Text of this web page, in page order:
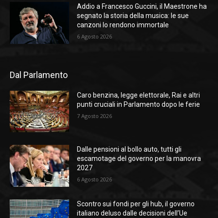
Addio a Francesco Guccini, il Maestrone ha
segnato la storia della musica: le sue
canzoni lo rendono immortale
6 Agosto 2026
Dal Parlamento
Caro benzina, legge elettorale, Rai e altri
punti cruciali in Parlamento dopo le ferie
7 Agosto 2026
Dalle pensioni al bollo auto, tutti gli
escamotage del governo per la manovra
2027
6 Agosto 2026
Scontro sui fondi per gli hub, il governo
italiano deluso dalle decisioni dell’Ue